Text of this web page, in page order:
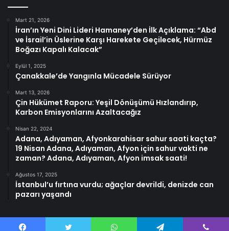
Mart 21, 2026
İran’ın Yeni Dini Lideri Hamaney’den İlk Açıklama: “Abd
ve İsrail’in Üslerine Karşı Harekete Geçilecek, Hürmüz
Boğazı Kapalı Kalacak”
Eylül 1, 2025
Çanakkale’de Yangınla Mücadele Sürüyor
Mart 13, 2026
Çin Hükümet Raporu: Yeşil Dönüşümü Hızlandırıp,
Karbon Emisyonlarını Azaltacağız
Nisan 22, 2024
Adana, Adıyaman, Afyonkarahisar sahur saati kaçta?
19 Nisan Adana, Adıyaman, Afyon için sahur vakti ne
zaman? Adana, Adıyaman, Afyon imsak saati!
Ağustos 17, 2025
İstanbul’u fırtına vurdu; ağaçlar devrildi, denizde can
pazarı yaşandı